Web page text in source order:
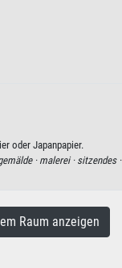
oder Japanpapier.
·malerei · sitzendes ·
Raum anzeigen